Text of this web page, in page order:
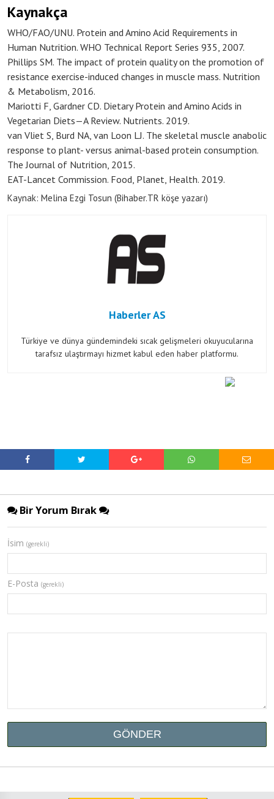
Kaynakça
WHO/FAO/UNU. Protein and Amino Acid Requirements in
Human Nutrition. WHO Technical Report Series 935, 2007.
Phillips SM. The impact of protein quality on the promotion of
resistance exercise-induced changes in muscle mass. Nutrition
& Metabolism, 2016.
Mariotti F, Gardner CD. Dietary Protein and Amino Acids in
Vegetarian Diets—A Review. Nutrients. 2019.
van Vliet S, Burd NA, van Loon LJ. The skeletal muscle anabolic
response to plant- versus animal-based protein consumption.
The Journal of Nutrition, 2015.
EAT-Lancet Commission. Food, Planet, Health. 2019.
Kaynak: Melina Ezgi Tosun (Bihaber.TR köşe yazarı)
Haberler AS
Türkiye ve dünya gündemindeki sıcak gelişmeleri okuyucularına
tarafsız ulaştırmayı hizmet kabul eden haber platformu.
Bir Yorum Bırak
İsim (gerekli)
E-Posta (gerekli)